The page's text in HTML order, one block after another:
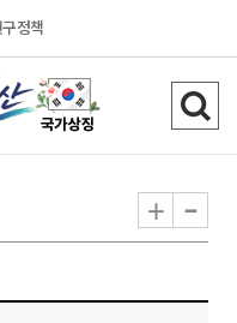
정책
검
색
기
+ -